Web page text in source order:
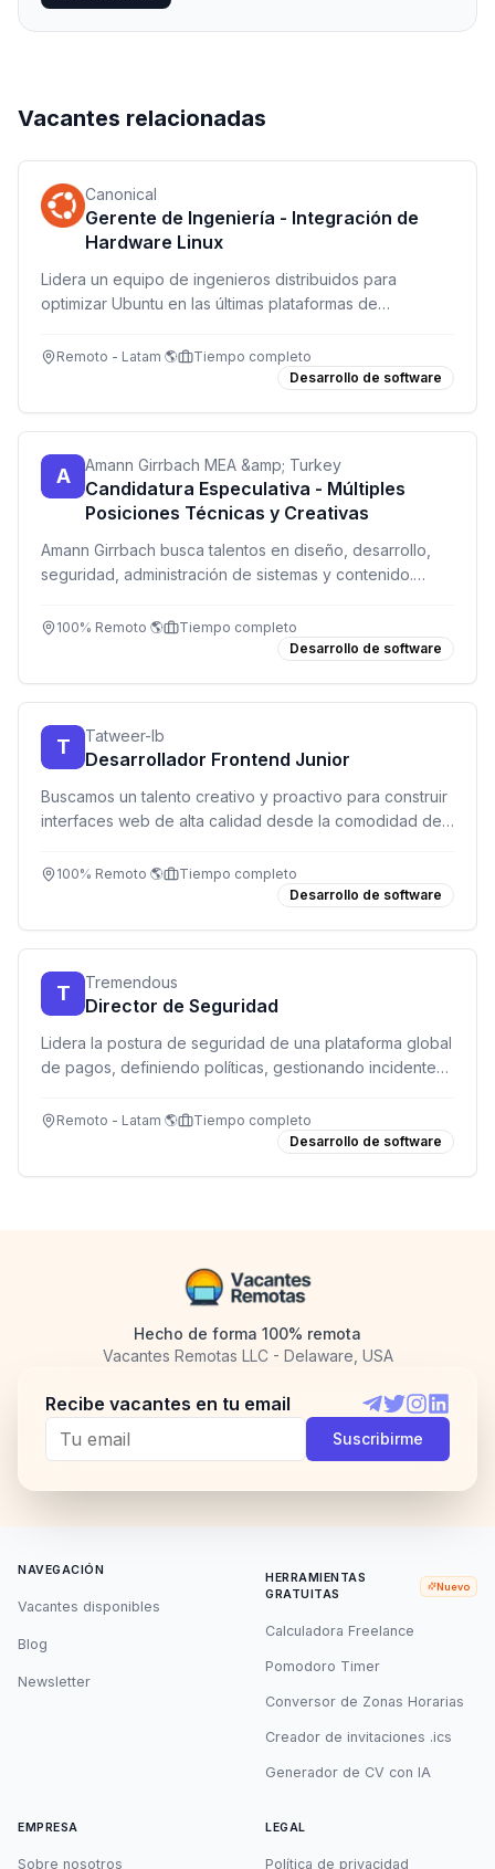
Vacantes relacionadas
Canonical
Gerente de Ingeniería - Integración de
Hardware Linux
Lidera un equipo de ingenieros distribuidos para
optimizar Ubuntu en las últimas plataformas de
en un rol desafiante y de alto impacto.
Remoto - Latam 🌎
Tiempo completo
Desarrollo de software
A Amann Girrbach MEA &amp; Turkey
Candidatura Especulativa - Múltiples
Posiciones Técnicas y Creativas
Amann Girrbach busca talentos en diseño, desarrollo,
seguridad, administración de sistemas y contenido.
global innovador.
100% Remoto 🌎
Tiempo completo
Desarrollo de software
T Tatweer-lb
Desarrollador Frontend Junior
Buscamos un talento creativo y proactivo para construir
interfaces web de alta calidad desde la comodidad de
100% Remoto 🌎
Tiempo completo
Desarrollo de software
T Tremendous
Director de Seguridad
Lidera la postura de seguridad de una plataforma global
de pagos, definiendo políticas, gestionando incidentes
Remoto - Latam 🌎
Tiempo completo
Desarrollo de software
Hecho de forma 100% remota
Vacantes Remotas LLC - Delaware, USA
Recibe vacantes en tu email
Telegram
TwitterInstagram
Suscribirme
NAVEGACIÓN
Vacantes disponibles
Blog
Newsletter
HERRAMIENTAS
GRATUITAS
Nuevo
Calculadora Freelance
Pomodoro Timer
Conversor de Zonas Horarias
Creador de invitaciones .ics
Generador de CV con IA
EMPRESA
Sobre nosotros
LEGAL
Política de privacidad